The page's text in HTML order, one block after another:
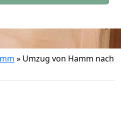
» Umzug von Hamm nach